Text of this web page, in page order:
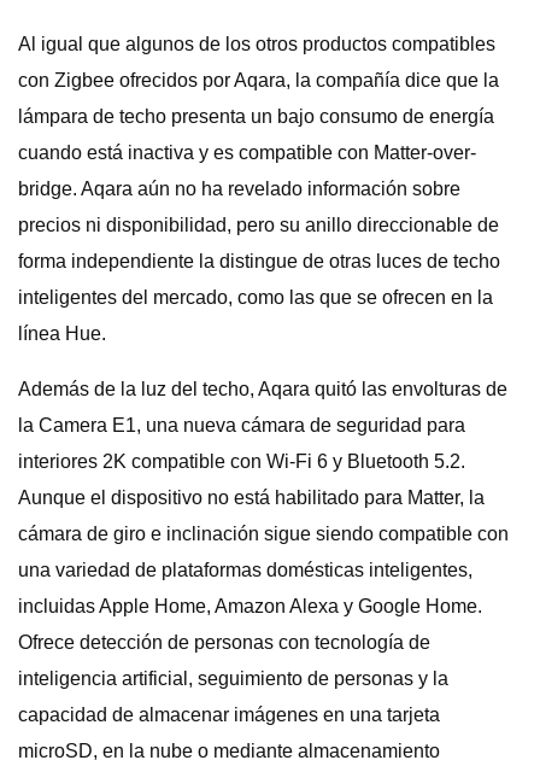
Al igual que algunos de los otros productos compatibles
con Zigbee ofrecidos por Aqara, la compañía dice que la
lámpara de techo presenta un bajo consumo de energía
cuando está inactiva y es compatible con Matter-over-
bridge. Aqara aún no ha revelado información sobre
precios ni disponibilidad, pero su anillo direccionable de
forma independiente la distingue de otras luces de techo
inteligentes del mercado, como las que se ofrecen en la
línea Hue.
Además de la luz del techo, Aqara quitó las envolturas de
la Camera E1, una nueva cámara de seguridad para
interiores 2K compatible con Wi-Fi 6 y Bluetooth 5.2.
Aunque el dispositivo no está habilitado para Matter, la
cámara de giro e inclinación sigue siendo compatible con
una variedad de plataformas domésticas inteligentes,
incluidas Apple Home, Amazon Alexa y Google Home.
Ofrece detección de personas con tecnología de
inteligencia artificial, seguimiento de personas y la
capacidad de almacenar imágenes en una tarjeta
microSD, en la nube o mediante almacenamiento